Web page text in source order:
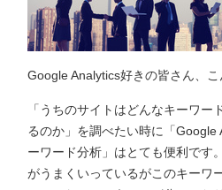
Google Analytics好きの皆さん、こ
「うちのサイトはどんなキーワー
るのか」を調べたい時に「Google
ーワード分析」はとても便利です
がうまくいっているがこのキーワ